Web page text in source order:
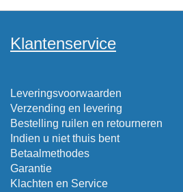
Klantenservice
Leveringsvoorwaarden
Verzending en levering
Bestelling ruilen en retourneren
Indien u niet thuis bent
Betaalmethodes
Garantie
Klachten en Service